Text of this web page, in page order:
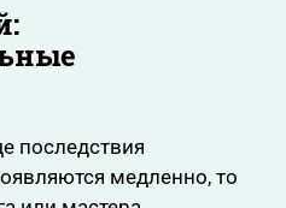
последствия
медленно, то